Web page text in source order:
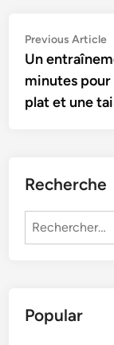
Navigation
de
l’article
Previous Article
Un
minutes
plat et une
Recherche
Rechercher :
Popular